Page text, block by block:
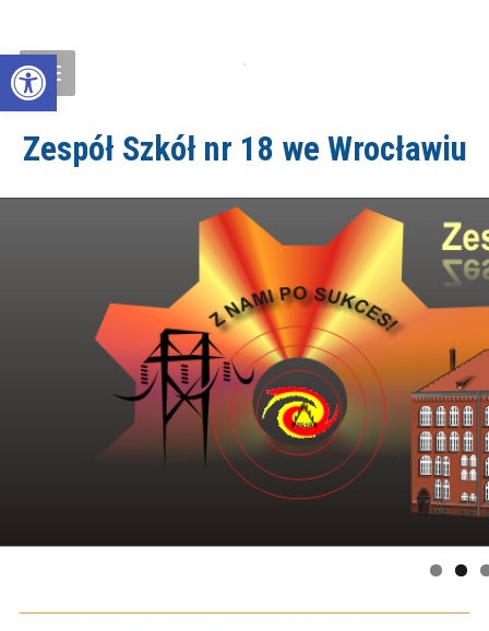
Open toolbar
Zespół Szkół nr 18 we Wrocławiu